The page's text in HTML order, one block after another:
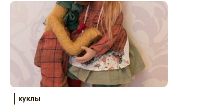
куклы